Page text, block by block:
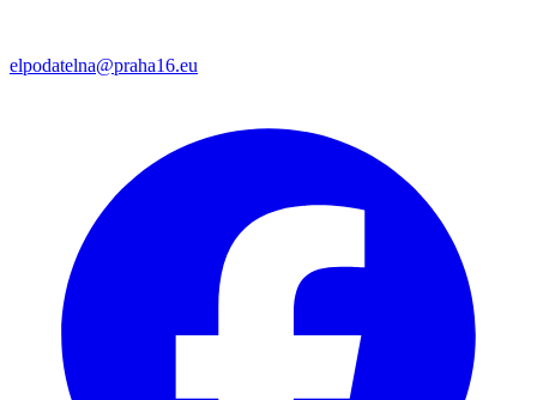
elpodatelna@praha16.eu